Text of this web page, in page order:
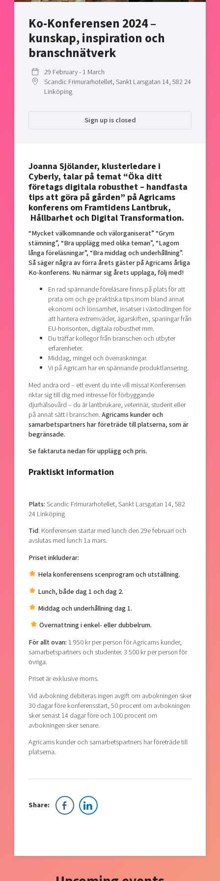
Bright East
Reversed mentorship
Current offers and activities
Talent & skills
Startup & industry collaboration
Offers to boost your business
Funding opportunities
Projects
Publications
Project toolbox
Our clusters
Today's lunch in Mjärdevi
Ko-Konferensen 2024 –
kunskap, inspiration och
branschnätverk
29 February - 1 March
Scandic Frimurarhotellet, Sankt Larsgatan 14, 582 24
Linköping
Sign up is closed
Joanna Sjölander, klusterledare i
Cyberly, talar på temat “Öka ditt
företags digitala robusthet – handfasta
tips att göra på gården” på Agricams
konferens om Framtidens Lantbruk,
Hållbarhet och Digital Transformation.
“Mycket välkomnande och välorganiserat” “Grym
stämning”, “Bra upplägg med olika teman”, “Lagom
långa föreläsningar”, “Bra middag och underhållning”.
Så säger några av förra årets gäster på Agricams årliga
Ko-konferens. Nu närmar sig årets upplaga, följ med!
En rad spännande föreläsare finns på plats för att
prata om och ge praktiska tips inom bland annat
ekonomi och lönsamhet, insatser i växtodlingen för
att hantera extremväder, ägarskiften, spaningar från
EU-horisonten, digitala robusthet mm.
Du träffar kollegor från branschen och utbyter
erfarenheter.
Middag, mingel och överraskningar.
Vi på Agricam har en spännande produktlansering.
Med andra ord – ett event du inte vill missa! Konferensen
riktar sig till dig med intresse för förbyggande
djurhälsovård – du är lantbrukare, veterinär, student eller
på annat sätt i branschen.Agricams kunder och
samarbetspartners har företräde till platserna, som är
begränsade.
Se faktaruta nedan för upplägg och pris.
Praktiskt information
Plats:Scandic Frimurarhotellet, Sankt Larsgatan 14, 582
24 Linköping
Tid: Konferensen startar med lunch den 29e februari och
avslutas med lunch 1a mars.
Priset inkluderar:
Hela konferensens scenprogram och utställning.
Lunch, både dag 1 och dag 2.
Middag och underhållning dag 1.
Övernattning i enkel- eller dubbelrum.
För allt ovan: 1 950 kr per person för Agricams kunder,
samarbetspartners och studenter. 3 500 kr per person för
övriga.
Priset är exklusive moms.
Vid avbokning debiteras ingen avgift om avbokningen sker
30 dagar före konferensstart, 50 procent om avbokningen
sker senast 14 dagar före och 100 procent om
avbokningen sker senare.
Agricams kunder och samarbetspartners har företräde till
platserna.
Share: